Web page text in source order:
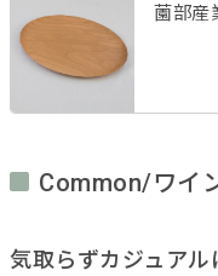
薗部産
Common/ワイ
気取らずカジュアル